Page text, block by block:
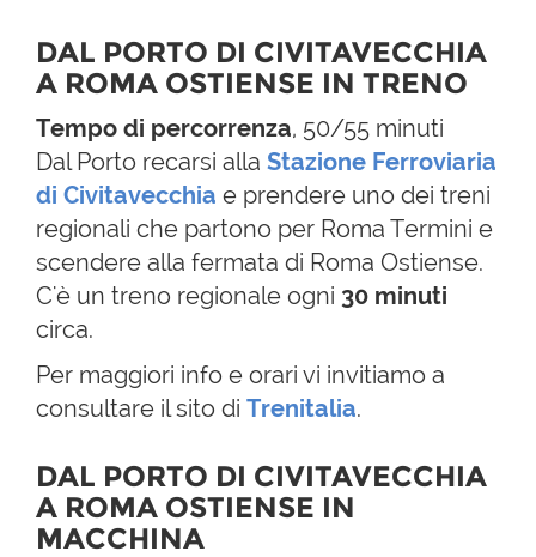
DAL PORTO DI CIVITAVECCHIA
A ROMA OSTIENSE IN TRENO
Tempo di percorrenza, 50/55 minuti
Dal Porto recarsi alla Stazione Ferroviaria
di Civitavecchia e prendere uno dei treni
regionali che partono per Roma Termini e
scendere alla fermata di Roma Ostiense.
C'è un treno regionale ogni 30 minuti
circa.
Per maggiori info e orari vi invitiamo a
consultare il sito di Trenitalia.
DAL PORTO DI CIVITAVECCHIA
A ROMA OSTIENSE IN
MACCHINA